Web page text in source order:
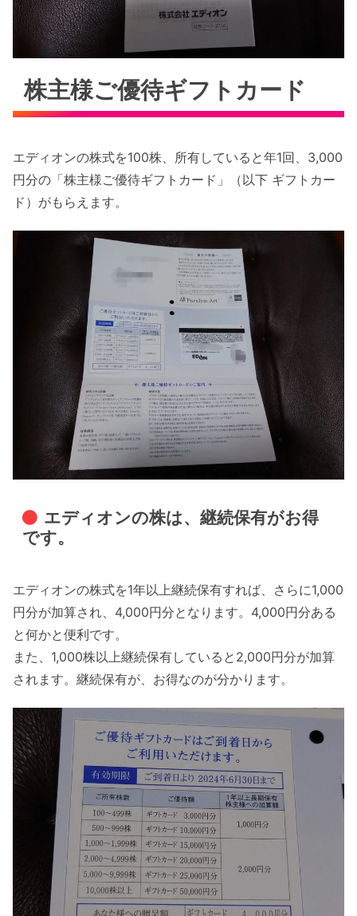
株主様ご優待ギフトカード
エディオンの株式を100株、所有していると年1回、3,000
円分の「株主様ご優待ギフトカード」（以下 ギフトカー
ド）がもらえます。
エディオンの株は、継続保有がお得
です。
エディオンの株式を1年以上継続保有すれば、さらに1,000
円分が加算され、4,000円分となります。4,000円分ある
と何かと便利です。
また、1,000株以上継続保有していると2,000円分が加算
されます。継続保有が、お得なのが分かります。